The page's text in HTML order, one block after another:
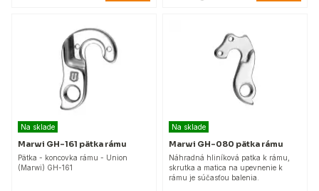
Na sklade
Marwi GH-161 pätka rámu
Pätka - koncovka rámu - Union
(Marwi) GH-161
Na sklade
Marwi GH-080 pätka rámu
Náhradná hliníková patka k rámu,
skrutka a matica na upevnenie k
rámu je súčasťou balenia.